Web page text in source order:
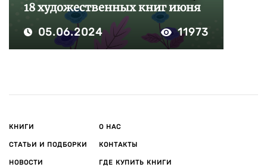
18 художественных книг июня
05.06.2024 11973
КНИГИ
СТАТЬИ И ПОДБОРКИ
НОВОСТИ
О НАС
КОНТАКТЫ
ГДЕ КУПИТЬ КНИГИ